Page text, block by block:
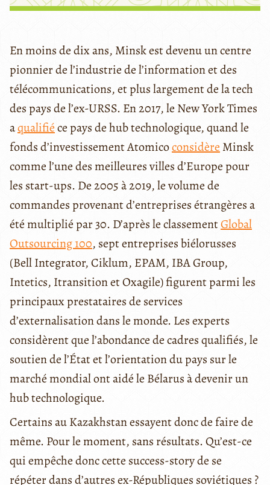
En moins de dix ans, Minsk est devenu un centre
pionnier de l’industrie de l’information et des
télécommunications, et plus largement de la tech
des pays de l’ex-URSS. En 2017, le New York Times
aqualifiéce pays de hub technologique, quand le
fonds d’investissement Atomicoconsidère Minsk
comme l’une des meilleures villes d’Europe pour
les start-ups. De 2005 à 2019, le volume de
commandes provenant d’entreprises étrangères a
été multiplié par 30. D’après le classementGlobal
Outsourcing 100, sept entreprises biélorusses
(Bell Integrator, Ciklum, EPAM, IBA Group,
Intetics, Itransition et Oxagile) figurent parmi les
principaux prestataires de services
d’externalisation dans le monde. Les experts
considèrent que l’abondance de cadres qualifiés, le
soutien de l’État et l’orientation du pays sur le
marché mondial ont aidé le Bélarus à devenir un
hub technologique.
Certains au Kazakhstan essayent donc de faire de
même. Pour le moment, sans résultats. Qu’est-ce
qui empêche donc cette success-story de se
répéter dans d’autres ex-Républiques soviétiques ?